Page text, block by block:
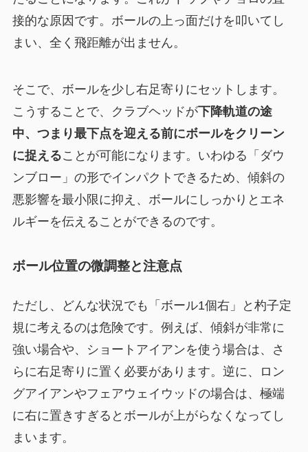
接的な原因です。ボールの上っ面だけを叩いてし
まい、全く飛距離が出ません。
そこで、ボールを少し右足寄りにセットします。
こうすることで、クラブヘッドが下降軌道の途
中、つまり最下点を迎える前にボールをクリーン
に捉えることが可能になります。いわゆる「ダウ
ンブロー」の形でインパクトできるため、傾斜の
悪影響を最小限に抑え、ボールにしっかりとエネ
ルギーを伝えることができるのです。
ボール位置の微調整と注意点
ただし、どんな状況でも「ボール1個右」と杓子定
規に考えるのは危険です。例えば、傾斜が非常に
強い場合や、ショートアイアンを使う場合は、さ
らに右足寄りに置く必要があります。逆に、ロン
グアイアンやフェアウェイウッドの場合は、極端
に右に置きすぎるとボールが上がらなくなってし
まいます。